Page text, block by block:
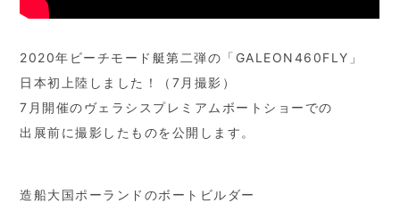
2020年ビーチモード艇第二弾の「GALEON460FLY」
日本初上陸しました！（7月撮影）
7月開催のヴェラシスプレミアムボートショーでの
出展前に撮影したものを公開します。
造船大国ポーランドのボートビルダー